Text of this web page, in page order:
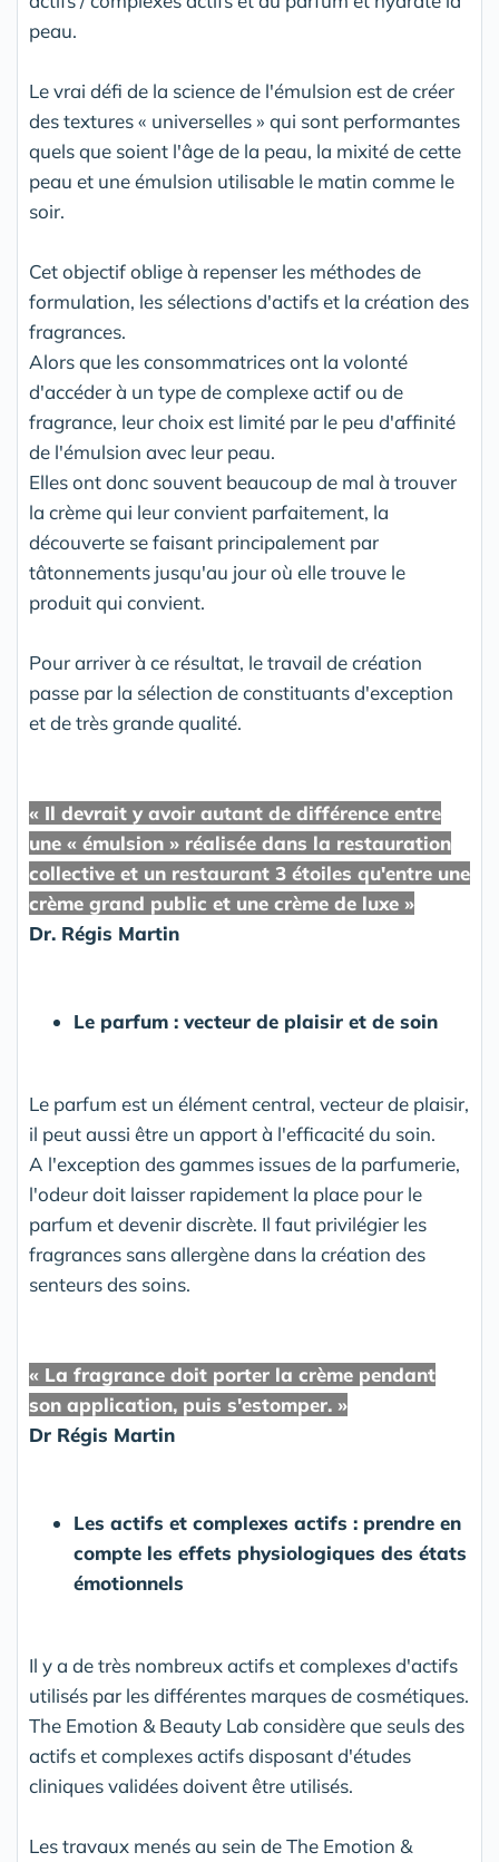
peau.
Le vrai défi de la science de l'émulsion est de créer
des textures « universelles » qui sont performantes
quels que soient l'âge de la peau, la mixité de cette
peau et une émulsion utilisable le matin comme le
soir.
Cet objectif oblige à repenser les méthodes de
formulation, les sélections d'actifs et la création des
fragrances.
Alors que les consommatrices ont la volonté
d'accéder à un type de complexe actif ou de
fragrance, leur choix est limité par le peu d'affinité
de l'émulsion avec leur peau.
Elles ont donc souvent beaucoup de mal à trouver
la crème qui leur convient parfaitement, la
découverte se faisant principalement par
tâtonnements jusqu'au jour où elle trouve le
produit qui convient.
Pour arriver à ce résultat, le travail de création
passe par la sélection de constituants d'exception
et de très grande qualité.
« Il devrait y avoir autant de différence entre
une « émulsion » réalisée dans la restauration
collective et un restaurant 3 étoiles qu'entre une
crème grand public et une crème de luxe »
Dr. Régis Martin
Le parfum : vecteur de plaisir et de soin
Le parfum est un élément central, vecteur de plaisir,
il peut aussi être un apport à l'efficacité du soin.
A l'exception des gammes issues de la parfumerie,
l'odeur doit laisser rapidement la place pour le
parfum et devenir discrète. Il faut privilégier les
fragrances sans allergène dans la création des
senteurs des soins.
« La fragrance doit porter la crème pendant
son application, puis s'estomper. »
Dr Régis Martin
Les actifs et complexes actifs : prendre en
compte les effets physiologiques des états
émotionnels
Il y a de très nombreux actifs et complexes d'actifs
utilisés par les différentes marques de cosmétiques.
The Emotion & Beauty Lab considère que seuls des
actifs et complexes actifs disposant d'études
cliniques validées doivent être utilisés.
Les travaux menés au sein de The Emotion &